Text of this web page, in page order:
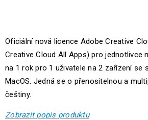
Oficiální nová licence Adobe Creative
Creative Cloud All Apps) pro jednotlivce
na 1 rok pro 1 uživatele na 2 zařízení se
MacOS. Jedná se o přenositelnou a
češtiny.
Zobrazit popis produktu